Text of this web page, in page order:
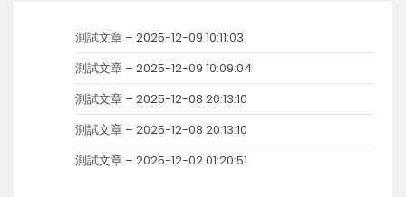
測試文章 – 2025-12-09 10:11:03
測試文章 – 2025-12-09 10:09:04
測試文章 – 2025-12-08 20:13:10
測試文章 – 2025-12-08 20:13:10
測試文章 – 2025-12-02 01:20:51